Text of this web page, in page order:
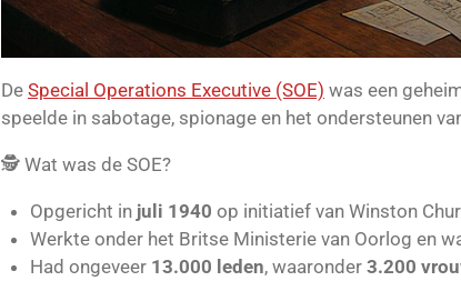
De Special Operations Executive (SOE) was een
speelde in sabotage, spionage en het ondersteunen
🕵️ Wat was de SOE?
Opgericht in juli 1940 op initiatief van Winston
Werkte onder het Britse Ministerie van Oorlog en
Had ongeveer 13.000 leden, waaronder 3.200